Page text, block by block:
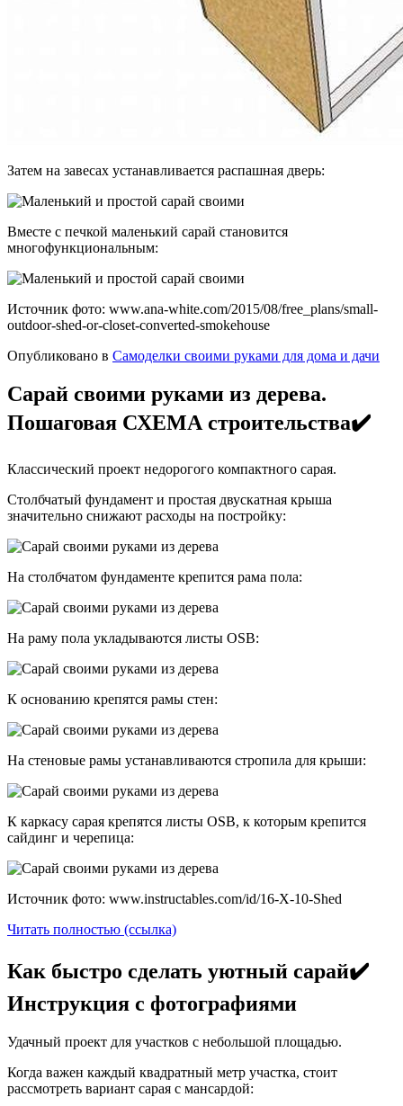
Затем на завесах устанавливается распашная дверь:
Вместе с печкой маленький сарай становится
многофункциональным:
Источник фото: www.ana-white.com/2015/08/free_plans/small-
outdoor-shed-or-closet-converted-smokehouse
Опубликовано в Самоделки своими руками для дома и дачи
Сарай своими руками из дерева.
Пошаговая СХЕМА строительства✔️
Классический проект недорогого компактного сарая.
Столбчатый фундамент и простая двускатная крыша
значительно снижают расходы на постройку:
На столбчатом фундаменте крепится рама пола:
На раму пола укладываются листы OSB:
К основанию крепятся рамы стен:
На стеновые рамы устанавливаются стропила для крыши:
К каркасу сарая крепятся листы OSB, к которым крепится
сайдинг и черепица:
Источник фото: www.instructables.com/id/16-X-10-Shed
Читать полностью (ссылка)
Как быстро сделать уютный сарай✔️
Инструкция с фотографиями
Удачный проект для участков с небольшой площадью.
Когда важен каждый квадратный метр участка, стоит
рассмотреть вариант сарая с мансардой: